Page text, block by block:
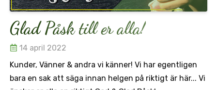
Glad Påsk till er alla!
14 april 2022
Kunder, Vänner & andra vi känner! Vi har egentligen
bara en sak att säga innan helgen på riktigt är här... Vi